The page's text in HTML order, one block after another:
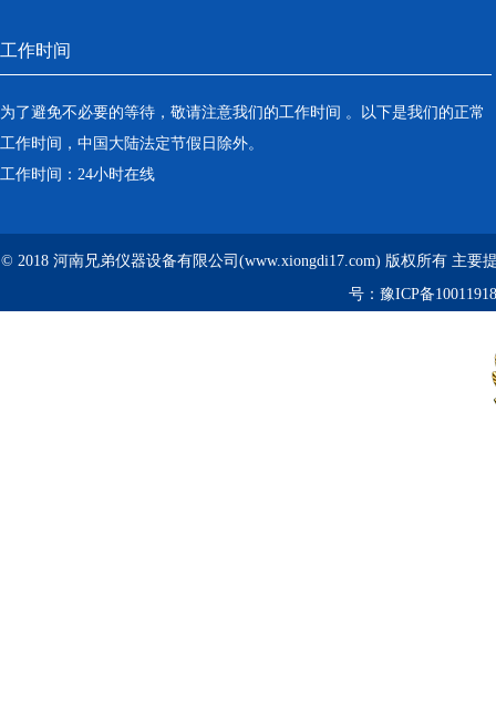
工作时间
为了避免不必要的等待，敬请注意我们的工作时间 。以下是我们的正常
工作时间，中国大陆法定节假日除外。
工作时间：24小时在线
© 2018 河南兄弟仪器设备有限公司(www.xiongdi17.com) 版权所有 主要
号： 豫ICP备